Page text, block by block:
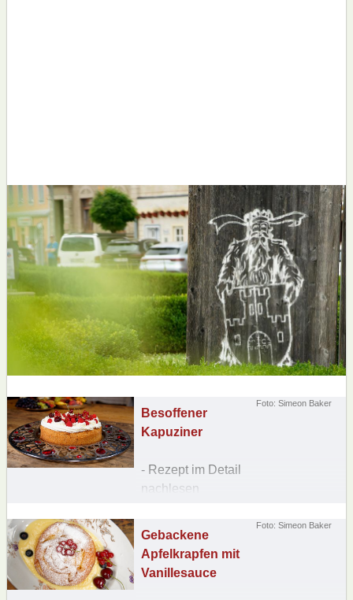
Foto: Simeon Baker
Besoffener
Kapuziner
- Rezept im Detail
nachlesen
Foto: Simeon Baker
Gebackene
Apfelkrapfen mit
Vanillesauce